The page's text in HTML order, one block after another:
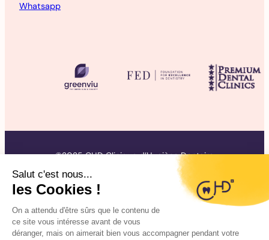
Whatsapp
©2025 CHD Clinique d’Hygiène Dentaire